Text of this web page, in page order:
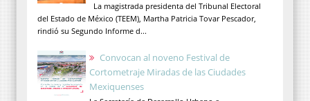
La magistrada presidenta del Tribunal Electoral
del Estado de México (TEEM), Martha Patricia Tovar Pescador,
rindió su Segundo Informe d...
Convocan al noveno Festival de
Cortometraje Miradas de las Ciudades
Mexiquenses